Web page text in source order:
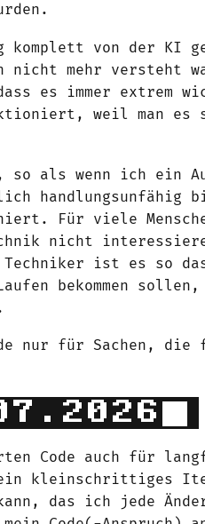
komplett von der KI
nicht mehr versteht
es immer extrem
weil man es
als wenn ich ein
handlungsunfähig
Für viele
nicht
ist es so
bekommen
nur für Sachen, die
Code auch für
kleinschrittiges
das ich jede